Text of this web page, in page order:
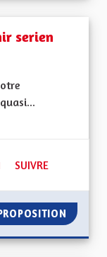
serien
51 ABONNÉS
SUIVRE